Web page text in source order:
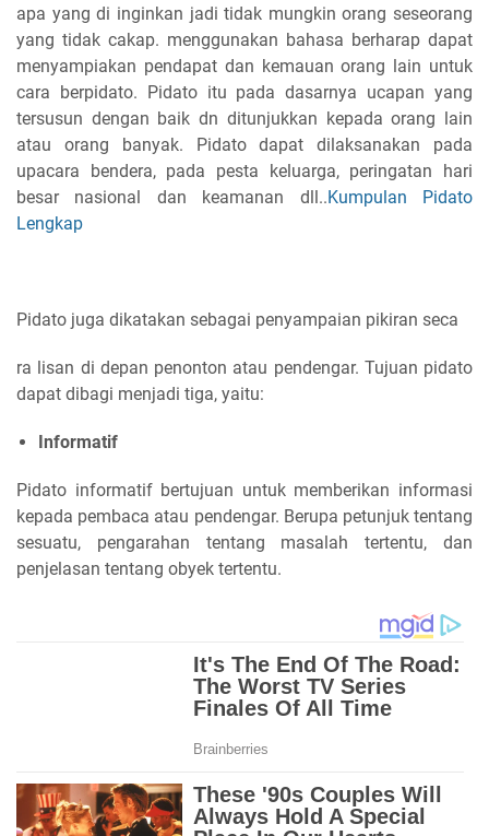
apa yang di inginkan jadi tidak mungkin orang seseorang
yang tidak cakap. menggunakan bahasa berharap dapat
menyampiakan pendapat dan kemauan orang lain untuk
cara berpidato. Pidato itu pada dasarnya ucapan yang
tersusun dengan baik dn ditunjukkan kepada orang lain
atau orang banyak. Pidato dapat dilaksanakan pada
upacara bendera, pada pesta keluarga, peringatan hari
besar nasional dan keamanan dll..Kumpulan Pidato
Lengkap
Pidato juga dikatakan sebagai penyampaian pikiran seca
ra lisan di depan penonton atau pendengar. Tujuan pidato
dapat dibagi menjadi tiga, yaitu:
Informatif
Pidato informatif bertujuan untuk memberikan informasi
kepada pembaca atau pendengar. Berupa petunjuk tentang
sesuatu, pengarahan tentang masalah tertentu, dan
penjelasan tentang obyek tertentu.